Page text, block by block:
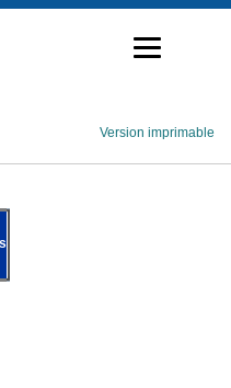
Version imprimable